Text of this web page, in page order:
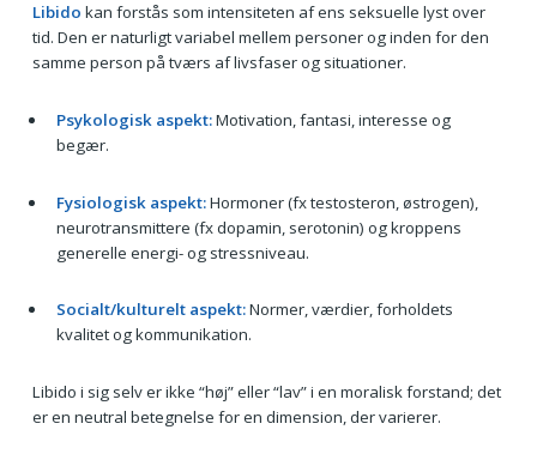
Libido kan forstås som intensiteten af ens seksuelle lyst over
tid. Den er naturligt variabel mellem personer og inden for den
samme person på tværs af livsfaser og situationer.
Psykologisk aspekt:Motivation, fantasi, interesse og
begær.
Fysiologisk aspekt:Hormoner (fx testosteron, østrogen),
neurotransmittere (fx dopamin, serotonin) og kroppens
generelle energi- og stressniveau.
Socialt/kulturelt aspekt:Normer, værdier, forholdets
kvalitet og kommunikation.
Libido i sig selv er ikke “høj” eller “lav” i en moralisk forstand; det
er en neutral betegnelse for en dimension, der varierer.